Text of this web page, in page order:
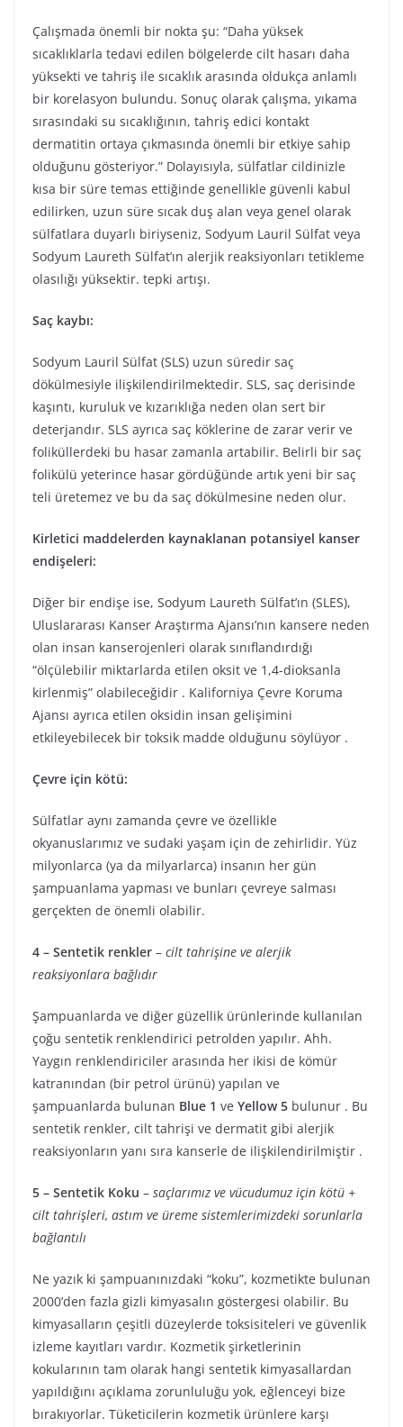
Çalışmada önemli bir nokta şu: “Daha yüksek
sıcaklıklarla tedavi edilen bölgelerde cilt hasarı daha
yüksekti ve tahriş ile sıcaklık arasında oldukça anlamlı
bir korelasyon bulundu. Sonuç olarak çalışma, yıkama
sırasındaki su sıcaklığının, tahriş edici kontakt
dermatitin ortaya çıkmasında önemli bir etkiye sahip
olduğunu gösteriyor.” Dolayısıyla, sülfatlar cildinizle
kısa bir süre temas ettiğinde genellikle güvenli kabul
edilirken, uzun süre sıcak duş alan veya genel olarak
sülfatlara duyarlı biriyseniz, Sodyum Lauril Sülfat veya
Sodyum Laureth Sülfat’ın alerjik reaksiyonları tetikleme
olasılığı yüksektir. tepki artışı.
Saç kaybı:
Sodyum Lauril Sülfat (SLS) uzun süredir saç
dökülmesiyle ilişkilendirilmektedir. SLS, saç derisinde
kaşıntı, kuruluk ve kızarıklığa neden olan sert bir
deterjandır. SLS ayrıca saç köklerine de zarar verir ve
foliküllerdeki bu hasar zamanla artabilir. Belirli bir saç
folikülü yeterince hasar gördüğünde artık yeni bir saç
teli üretemez ve bu da saç dökülmesine neden olur.
Kirletici maddelerden kaynaklanan potansiyel kanser
endişeleri:
Diğer bir endişe ise, Sodyum Laureth Sülfat’ın (SLES),
Uluslararası Kanser Araştırma Ajansı’nın kansere neden
olan insan kanserojenleri olarak sınıflandırdığı
“ölçülebilir miktarlarda etilen oksit ve 1,4-dioksanla
kirlenmiş” olabileceğidir . Kaliforniya Çevre Koruma
Ajansı ayrıca etilen oksidin insan gelişimini
etkileyebilecek bir toksik madde olduğunu söylüyor .
Çevre için kötü:
Sülfatlar aynı zamanda çevre ve özellikle
okyanuslarımız ve sudaki yaşam için de zehirlidir. Yüz
milyonlarca (ya da milyarlarca) insanın her gün
şampuanlama yapması ve bunları çevreye salması
gerçekten de önemli olabilir.
4 – Sentetik renkler – cilt tahrişine ve alerjik
reaksiyonlara bağlıdır
Şampuanlarda ve diğer güzellik ürünlerinde kullanılan
çoğu sentetik renklendirici petrolden yapılır. Ahh.
Yaygın renklendiriciler arasında her ikisi de kömür
katranından (bir petrol ürünü) yapılan ve
şampuanlarda bulunan Blue 1 ve Yellow 5 bulunur . Bu
sentetik renkler, cilt tahrişi ve dermatit gibi alerjik
reaksiyonların yanı sıra kanserle de ilişkilendirilmiştir .
5 – Sentetik Koku – saçlarımız ve vücudumuz için kötü +
cilt tahrişleri, astım ve üreme sistemlerimizdeki sorunlarla
bağlantılı
Ne yazık ki şampuanınızdaki “koku”, kozmetikte bulunan
2000’den fazla gizli kimyasalın göstergesi olabilir. Bu
kimyasalların çeşitli düzeylerde toksisiteleri ve güvenlik
izleme kayıtları vardır. Kozmetik şirketlerinin
kokularının tam olarak hangi sentetik kimyasallardan
yapıldığını açıklama zorunluluğu yok, eğlenceyi bize
bırakıyorlar. Tüketicilerin kozmetik ürünlere karşı